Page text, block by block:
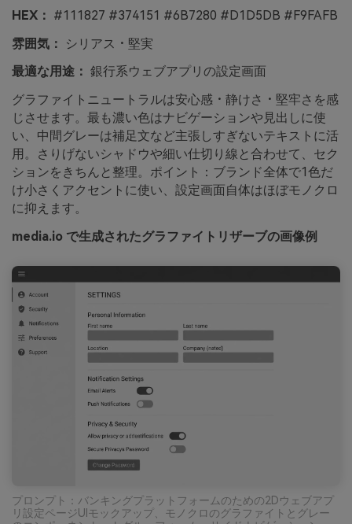
HEX： #111827 #374151 #6B7280 #D1D5DB #F9FAFB
雰囲気：
シリアス・堅実
最適な用途： 銀行系ウェブアプリの設定画面
グラファイトニュートラルは安心感・静けさ・堅牢さを感
じさせます。最も濃い色はナビゲーションや見出しに使
い、中間グレーは補足文など主張しすぎないテキストに活
用。さりげないシャドウや細い仕切り線と合わせて、セク
ションをきちんと整理。ポイント：ブランド全体で1色だ
け小さくアクセントに使い、設定画面自体はほぼモノクロ
に抑えます。
media.io で生成されたグラファイトリザーブの画像例
プロンプト：バンキングプラットフォームのための2Dウェブアプ
リ設定ページUIモックアップ、モノクロのグラファイトとグレー